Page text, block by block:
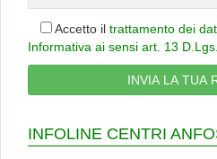
Accetto il trattamento dei
Informativa ai sensi art. 13
INFOLINE CENTRI